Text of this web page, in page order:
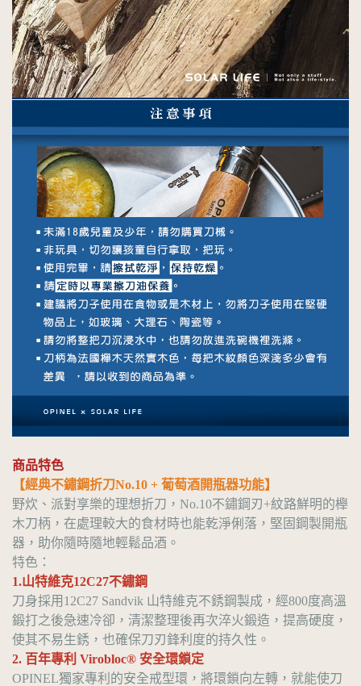
商品特色
【經典不鏽鋼折刀No.10 + 葡萄酒開瓶器功能】
野炊、派對享樂的理想折刀，No.10不鏽鋼刃+紋路鮮明的櫸
木刀柄，在處理較大的食材時也能乾淨俐落，堅固鋼製開瓶
器，助你隨時隨地輕鬆品酒。
特色：
1.山特維克12C27不鏽鋼
刀身採用12C27 Sandvik 山特維克不銹鋼製成，經800度高溫
鍛打之後急速冷卻，清潔整理後再次淬火鍛造，提高硬度，
使其不易生銹，也確保刀刃鋒利度的持久性。
2. 百年專利 Virobloc® 安全環鎖定
OPINEL獨家專利的安全戒型環，將環鎖向左轉，就能使刀